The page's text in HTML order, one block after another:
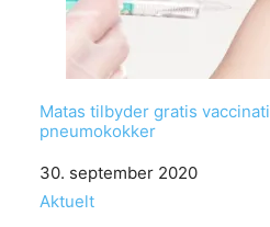
Matas tilbyder gratis
pneumokokker
Date
30. september 2020
In relation to
Aktuelt